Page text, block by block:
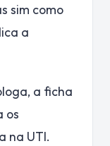
sim como
a
a ficha
os
na UTI.